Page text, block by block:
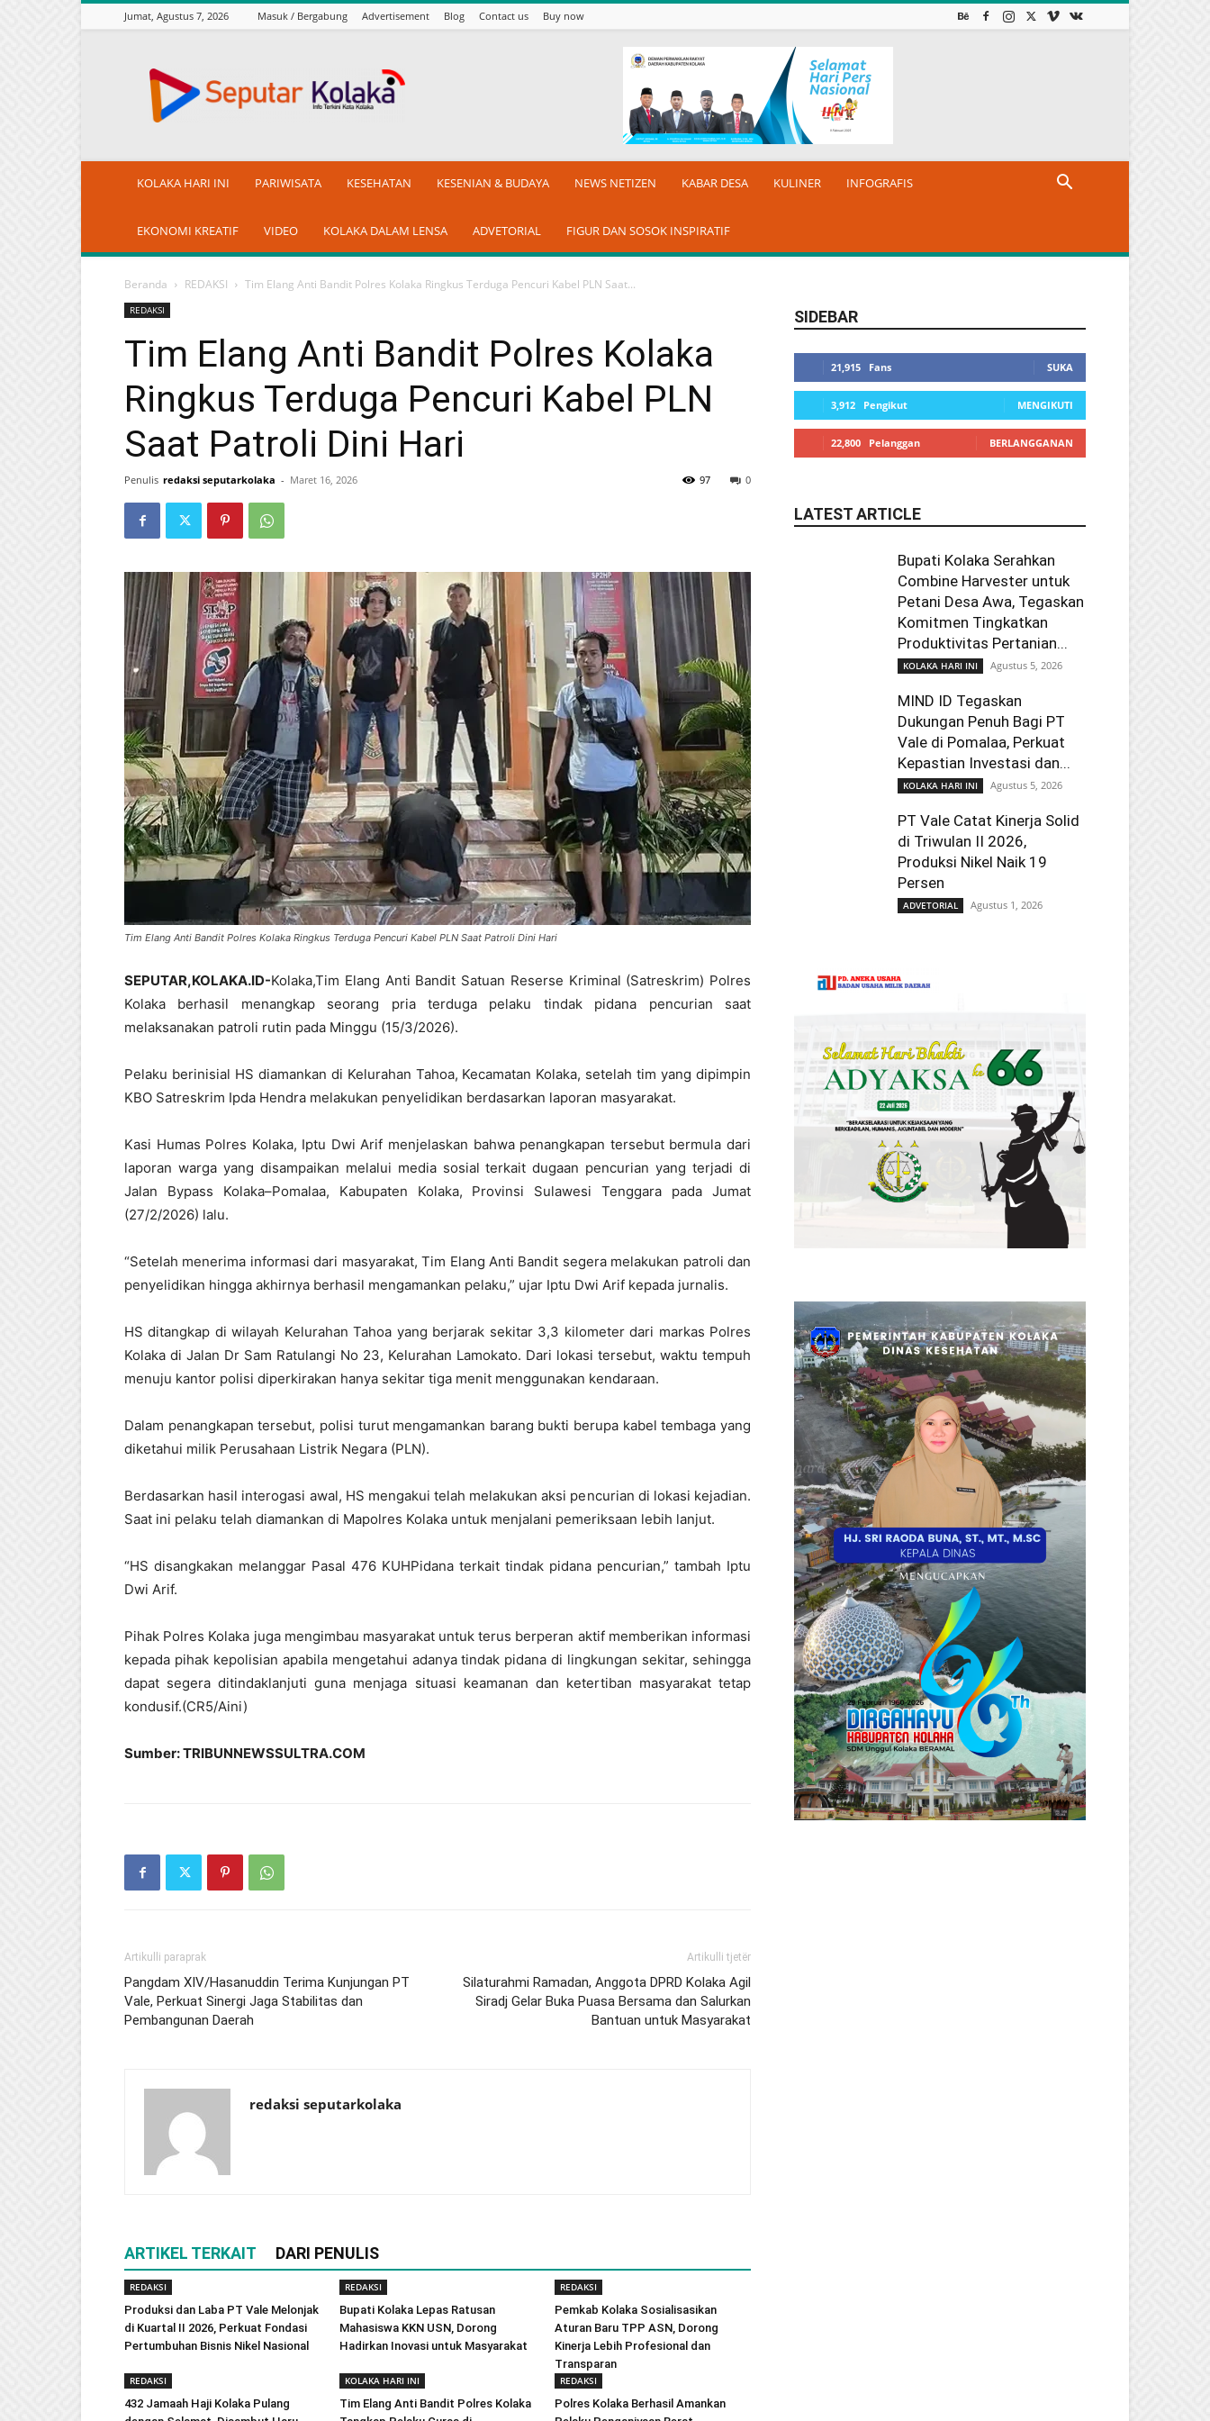
Jumat, Agustus 7, 2026 Masuk / Bergabung Advertisement Blog Contact us Buy now
KOLAKA HARI INI PARIWISATA KESEHATAN KESENIAN & BUDAYA NEWS NETIZEN KABAR DESA KULINER INFOGRAFIS
EKONOMI KREATIF VIDEO KOLAKA DALAM LENSA ADVETORIAL FIGUR DAN SOSOK INSPIRATIF
Beranda REDAKSI Tim Elang Anti Bandit Polres Kolaka Ringkus Terduga Pencuri Kabel PLN Saat...
REDAKSI
Tim Elang Anti Bandit Polres Kolaka
Ringkus Terduga Pencuri Kabel PLN
Saat Patroli Dini Hari
Penulis redaksi seputarkolaka - Maret 16, 2026 0
97
Tim Elang Anti Bandit Polres Kolaka Ringkus Terduga Pencuri Kabel PLN Saat Patroli Dini Hari
SEPUTAR,KOLAKA.ID-Kolaka,Tim Elang Anti Bandit Satuan Reserse Kriminal (Satreskrim) Polres
Kolaka berhasil menangkap seorang pria terduga pelaku tindak pidana pencurian saat
melaksanakan patroli rutin pada Minggu (15/3/2026).
Pelaku berinisial HS diamankan di Kelurahan Tahoa, Kecamatan Kolaka, setelah tim yang dipimpin
KBO Satreskrim Ipda Hendra melakukan penyelidikan berdasarkan laporan masyarakat.
Kasi Humas Polres Kolaka, Iptu Dwi Arif menjelaskan bahwa penangkapan tersebut bermula dari
laporan warga yang disampaikan melalui media sosial terkait dugaan pencurian yang terjadi di
Jalan Bypass Kolaka–Pomalaa, Kabupaten Kolaka, Provinsi Sulawesi Tenggara pada Jumat
(27/2/2026) lalu.
“Setelah menerima informasi dari masyarakat, Tim Elang Anti Bandit segera melakukan patroli dan
penyelidikan hingga akhirnya berhasil mengamankan pelaku,” ujar Iptu Dwi Arif kepada jurnalis.
HS ditangkap di wilayah Kelurahan Tahoa yang berjarak sekitar 3,3 kilometer dari markas Polres
Kolaka di Jalan Dr Sam Ratulangi No 23, Kelurahan Lamokato. Dari lokasi tersebut, waktu tempuh
menuju kantor polisi diperkirakan hanya sekitar tiga menit menggunakan kendaraan.
Dalam penangkapan tersebut, polisi turut mengamankan barang bukti berupa kabel tembaga yang
diketahui milik Perusahaan Listrik Negara (PLN).
Berdasarkan hasil interogasi awal, HS mengakui telah melakukan aksi pencurian di lokasi kejadian.
Saat ini pelaku telah diamankan di Mapolres Kolaka untuk menjalani pemeriksaan lebih lanjut.
“HS disangkakan melanggar Pasal 476 KUHPidana terkait tindak pidana pencurian,” tambah Iptu
Dwi Arif.
Pihak Polres Kolaka juga mengimbau masyarakat untuk terus berperan aktif memberikan informasi
kepada pihak kepolisian apabila mengetahui adanya tindak pidana di lingkungan sekitar, sehingga
dapat segera ditindaklanjuti guna menjaga situasi keamanan dan ketertiban masyarakat tetap
kondusif.(CR5/Aini)
Sumber: TRIBUNNEWSSULTRA.COM
Artikulli paraprak
Pangdam XIV/Hasanuddin Terima Kunjungan PT
Vale, Perkuat Sinergi Jaga Stabilitas dan
Pembangunan Daerah
Artikulli tjetër
Silaturahmi Ramadan, Anggota DPRD Kolaka Agil
Siradj Gelar Buka Puasa Bersama dan Salurkan
Bantuan untuk Masyarakat
redaksi seputarkolaka
ARTIKEL TERKAIT DARI PENULIS
REDAKSI
Produksi dan Laba PT Vale Melonjak
di Kuartal II 2026, Perkuat Fondasi
Pertumbuhan Bisnis Nikel Nasional
REDAKSI
Bupati Kolaka Lepas Ratusan
Mahasiswa KKN USN, Dorong
Hadirkan Inovasi untuk Masyarakat
REDAKSI
Pemkab Kolaka Sosialisasikan
Aturan Baru TPP ASN, Dorong
Kinerja Lebih Profesional dan
Transparan
REDAKSI
432 Jamaah Haji Kolaka Pulang
KOLAKA HARI INI
Tim Elang Anti Bandit Polres Kolaka
REDAKSI
Polres Kolaka Berhasil Amankan
SIDEBAR
21,915 Fans SUKA
3,912 Pengikut MENGIKUTI
22,800 Pelanggan BERLANGGANAN
LATEST ARTICLE
Bupati Kolaka Serahkan
Combine Harvester untuk
Petani Desa Awa, Tegaskan
Komitmen Tingkatkan
Produktivitas Pertanian...
KOLAKA HARI INI Agustus 5, 2026
MIND ID Tegaskan
Dukungan Penuh Bagi PT
Vale di Pomalaa, Perkuat
Kepastian Investasi dan...
KOLAKA HARI INI Agustus 5, 2026
PT Vale Catat Kinerja Solid
di Triwulan II 2026,
Produksi Nikel Naik 19
Persen
ADVETORIAL Agustus 1, 2026